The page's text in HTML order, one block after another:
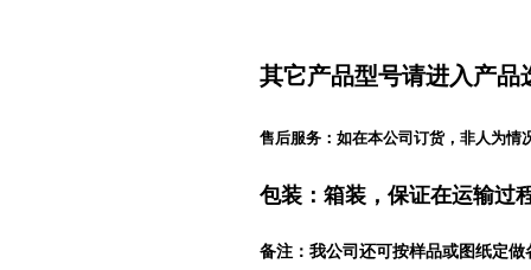
其它产品型号请进入产品
售后服务：如在本公司订货，非人为情
包装：箱装，保证在运输过
备注：我公司还可按样品或图纸定